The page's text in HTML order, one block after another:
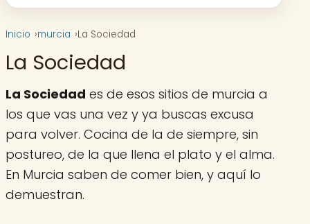
Inicio murcia La Sociedad
La Sociedad
La Sociedad es de esos sitios de murcia a
los que vas una vez y ya buscas excusa
para volver. Cocina de la de siempre, sin
postureo, de la que llena el plato y el alma.
En Murcia saben de comer bien, y aquí lo
demuestran.